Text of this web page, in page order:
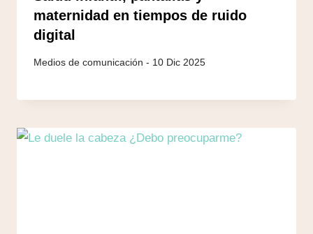
maternidad en tiempos de ruido
digital
10 Dic 2025